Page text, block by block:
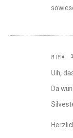
MIMA
Uih,
Da